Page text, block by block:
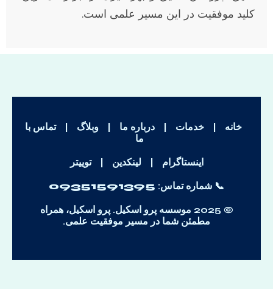
کلید موفقیت در این مسیر علمی است.
خانه | خدمات | درباره ما | وبلاگ |
تماس با
ما
اینستاگرام | لینکدین | توییتر
📞 شماره تماس: 09351591395
© 2025 موسسه پرو اسکیل. پرو اسکیل، همراه
مطمئن شما در مسیر موفقیت علمی.